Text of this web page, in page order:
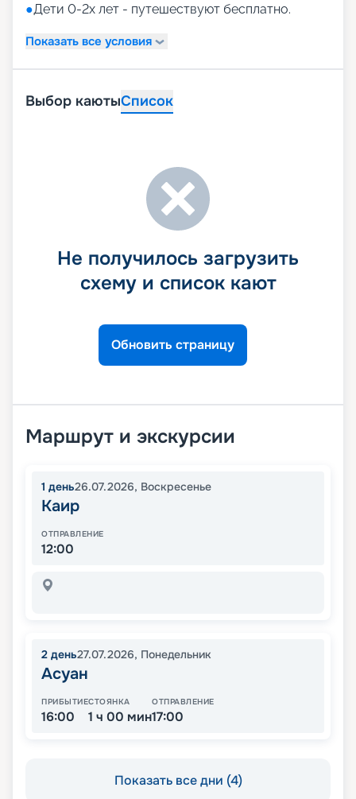
●Дети 0-2х лет - путешествуют бесплатно.
Показать все условия
Выбор каютыСписок
Не получилось загрузить
схему и список кают
Обновить страницу
Маршрут и экскурсии
1 день26.07.2026, Воскресенье
Каир
ОТПРАВЛЕНИЕ
12:00
2 день27.07.2026, Понедельник
Асуан
ПРИБЫТИЕ
16:00
СТОЯНКА
1 ч 00 мин
ОТПРАВЛЕНИЕ
17:00
Показать все дни (4)